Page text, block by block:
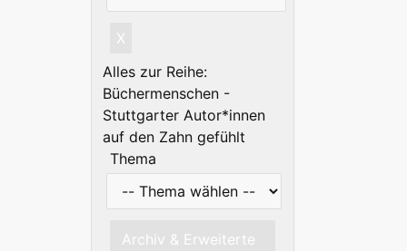
X
Alles zur Reihe:
Büchermenschen -
Stuttgarter Autor*innen
auf den Zahn gefühlt
Thema
Archiv & Erweiterte